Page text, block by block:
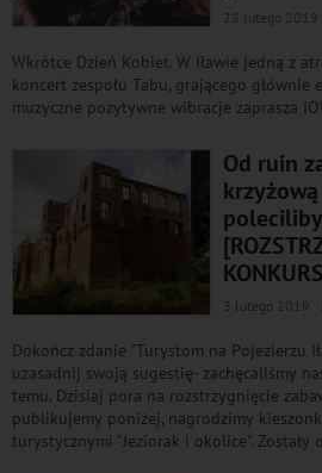
28 lutego 2019
Wkrótce Dzień Kobiet. W Iławie jedną z
koncert zespołu Tabu, grającego głównie
muzyczne pozytywne wibracje zaprasza
Od ruin
3 lutego 2019
Dokończ zdanie "Turystom na Pojezierzu
uzasadnij swoją sugestię- zachęcaliśmy
temu. Dzisiaj pora na rozstrzygnięcie
publikujemy poniżej, nagrodzimy
turystycznymi "Jeziorak i okolice". Zostały